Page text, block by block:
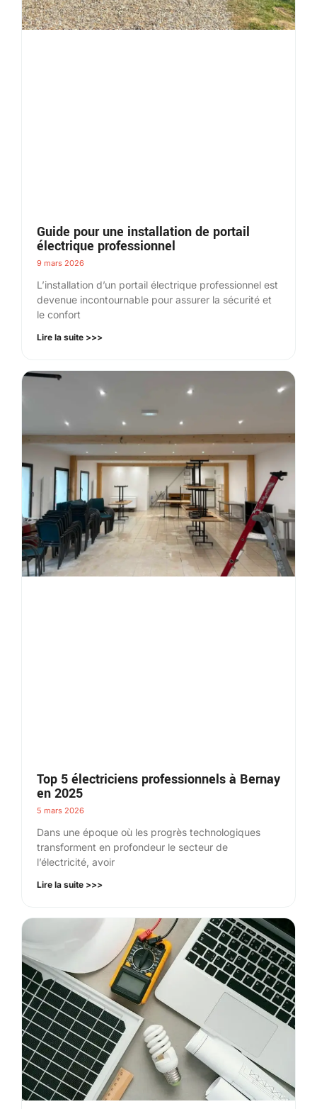
Guide pour une installation de portail
électrique professionnel
9 mars 2026
L’installation d’un portail électrique professionnel est
devenue incontournable pour assurer la sécurité et
le confort
Lire la suite >>>
Top 5 électriciens professionnels à Bernay
en 2025
5 mars 2026
Dans une époque où les progrès technologiques
transforment en profondeur le secteur de
l’électricité, avoir
Lire la suite >>>